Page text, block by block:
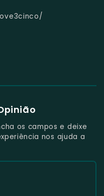
os campos e deixe
nos ajuda a